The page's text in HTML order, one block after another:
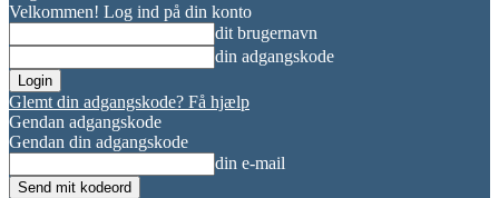
Velkommen! Log ind på din konto
dit brugernavn
din adgangskode
Glemt din adgangskode? Få hjælp
Gendan adgangskode
Gendan din adgangskode
din e-mail